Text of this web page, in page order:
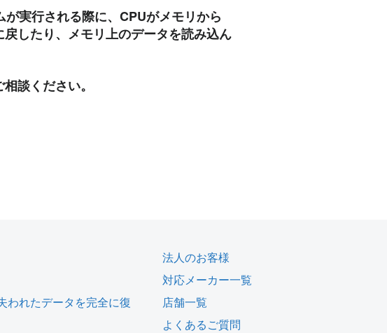
実行される際に、CPUがメモリから
したり、メモリ上のデータを読み込ん
相談ください。
われたデータを完全に復
法人のお客様
対応メーカー一覧
店舗一覧
よくあるご質問